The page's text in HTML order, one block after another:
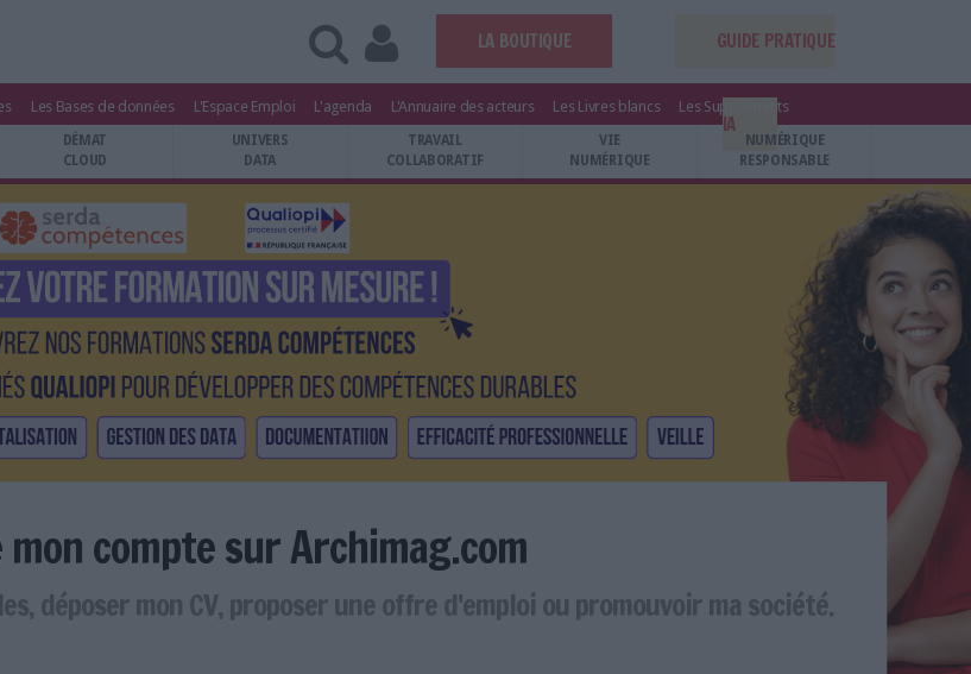
LA BOUTIQUE GUIDE PRATIQUE
IA
Les Bases de données L'Espace Emploi L'agenda L'Annuaire des acteurs Les Livres blancs Les Suppléments
DÉMAT
CLOUD
UNIVERS
DATA
TRAVAIL
COLLABORATIF
VIE
NUMÉRIQUE
NUMÉRIQUE
RESPONSABLE
mon compte sur Archimag.com
déposer mon CV, proposer une offre d'emploi ou promouvoir ma société.